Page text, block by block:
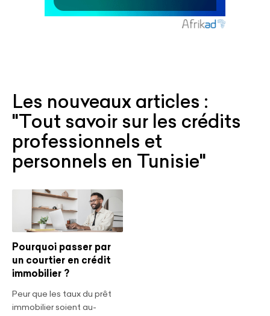
Les nouveaux articles :
"Tout savoir sur les crédits
professionnels et
personnels en Tunisie"
Pourquoi passer par
un courtier en crédit
immobilier ?
Peur que les taux du prêt
immobilier soient au-